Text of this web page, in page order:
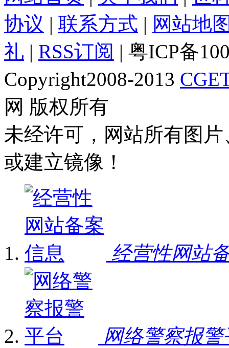
协议 | 联系方式 | 网站地
礼 | RSS订阅 | 粤ICP备
Copyright2008-2013
网 版权所有
未经许可，网站所有图
或建立镜像！
经营性网站
网络警察报警